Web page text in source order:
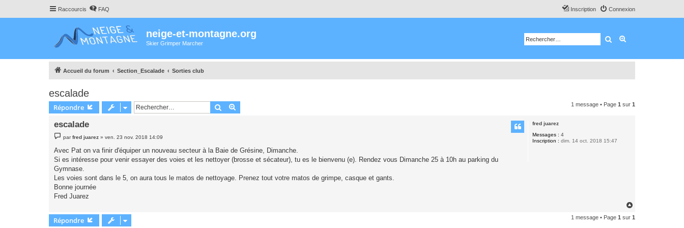
Raccourcis FAQ Connexion
Inscription
neige-et-montagne.org
Skier Grimper Marcher Rechercher
Accueil du forum Section_Escalade Sorties club
escalade
Répondre Rechercher 1 message • Page 1 sur 1
fred juarez
Messages : 4
Inscription : dim. 14 oct. 2018 15:47
escalade
e
s
a
e
parfred juarez »ven. 23 nov. 2018 14:09
Avec Pat on va finir d'équiper un nouveau secteur à la Baie de Grésine, Dimanche.
Si es intéresse pour venir essayer des voies et les nettoyer (brosse et sécateur), tu es le bienvenu (e). Rendez vous Dimanche 25 à 10h au parking du
Gymnase.
Les voies sont dans le 5, on aura tous le matos de nettoyage. Prenez tout votre matos de grimpe, casque et gants.
Bonne journée
Fred Juarez
u
Répondre 1 message • Page 1 sur 1